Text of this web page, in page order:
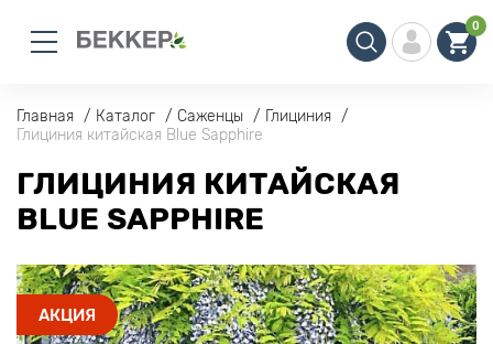
0
Главная Каталог Саженцы
Глициния
Глициния китайская Blue Sapphire
ГЛИЦИНИЯ КИТАЙСКАЯ
BLUE SAPPHIRE
АКЦИЯ